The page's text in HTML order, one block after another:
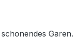
Garen.